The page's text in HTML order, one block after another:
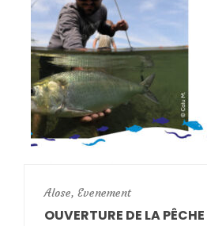
Alose, Evenement
OUVERTURE DE LA PÊCHE